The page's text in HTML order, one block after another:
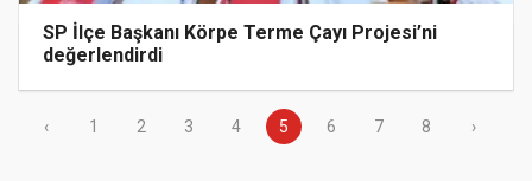
SP İlçe Başkanı Körpe Terme Çayı Projesi’ni
değerlendirdi
‹ 1 2 3 4 5 6 7 8 ›